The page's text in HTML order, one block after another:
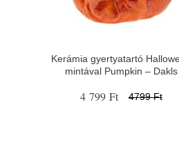
Kerámia gyertyatartó
mintával Pumpkin – Dakls
4 799 Ft 4799 Ft